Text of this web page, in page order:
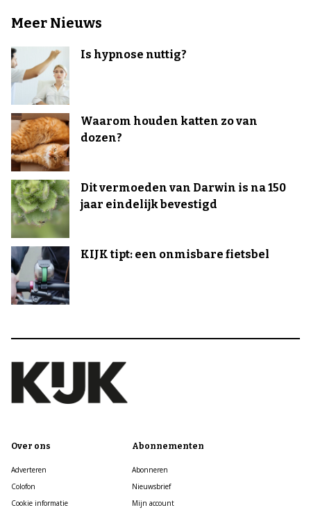
Meer Nieuws
Is hypnose nuttig?
Waarom houden katten zo van
dozen?
Dit vermoeden van Darwin is na 150
jaar eindelijk bevestigd
KIJK tipt: een onmisbare fietsbel
Over ons
Adverteren
Colofon
Cookie informatie
Abonnementen
Abonneren
Nieuwsbrief
Mijn account